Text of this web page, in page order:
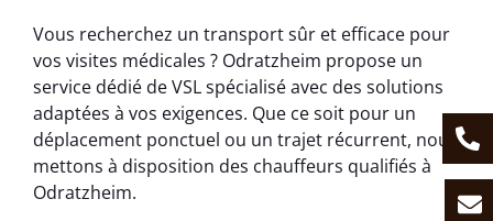
Vous recherchez un transport sûr et efficace pour
vos visites médicales ? Odratzheim propose un
service dédié de VSL spécialisé avec des solutions
adaptées à vos exigences. Que ce soit pour un
déplacement ponctuel ou un trajet récurrent, nous
mettons à disposition des chauffeurs qualifiés à
Odratzheim.